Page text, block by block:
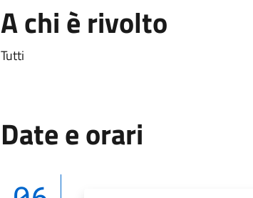
A chi è rivolto
Tutti
Date e orari